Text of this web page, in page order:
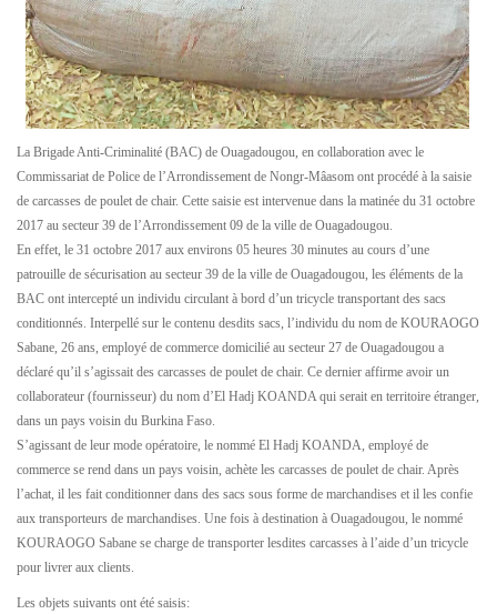
La Brigade Anti-Criminalité (BAC) de Ouagadougou, en collaboration avec le
Commissariat de Police de l’Arrondissement de Nongr-Mâasom ont procédé à la saisie
de carcasses de poulet de chair. Cette saisie est intervenue dans la matinée du 31 octobre
2017 au secteur 39 de l’Arrondissement 09 de la ville de Ouagadougou.
En effet, le 31 octobre 2017 aux environs 05 heures 30 minutes au cours d’une
patrouille de sécurisation au secteur 39 de la ville de Ouagadougou, les éléments de la
BAC ont intercepté un individu circulant à bord d’un tricycle transportant des sacs
conditionnés. Interpellé sur le contenu desdits sacs, l’individu du nom de KOURAOGO
Sabane, 26 ans, employé de commerce domicilié au secteur 27 de Ouagadougou a
déclaré qu’il s’agissait des carcasses de poulet de chair. Ce dernier affirme avoir un
collaborateur (fournisseur) du nom d’El Hadj KOANDA qui serait en territoire étranger,
dans un pays voisin du Burkina Faso.
S’agissant de leur mode opératoire, le nommé El Hadj KOANDA, employé de
commerce se rend dans un pays voisin, achète les carcasses de poulet de chair. Après
l’achat, il les fait conditionner dans des sacs sous forme de marchandises et il les confie
aux transporteurs de marchandises. Une fois à destination à Ouagadougou, le nommé
KOURAOGO Sabane se charge de transporter lesdites carcasses à l’aide d’un tricycle
pour livrer aux clients.
Les objets suivants ont été saisis: